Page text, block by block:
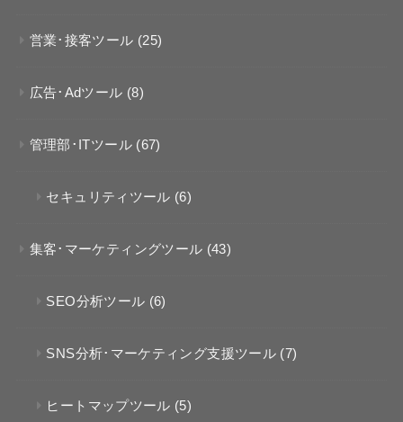
営業･接客ツール (25)
広告･Adツール (8)
管理部･ITツール (67)
セキュリティツール (6)
集客･マーケティングツール (43)
SEO分析ツール (6)
SNS分析･マーケティング支援ツール (7)
ヒートマップツール (5)